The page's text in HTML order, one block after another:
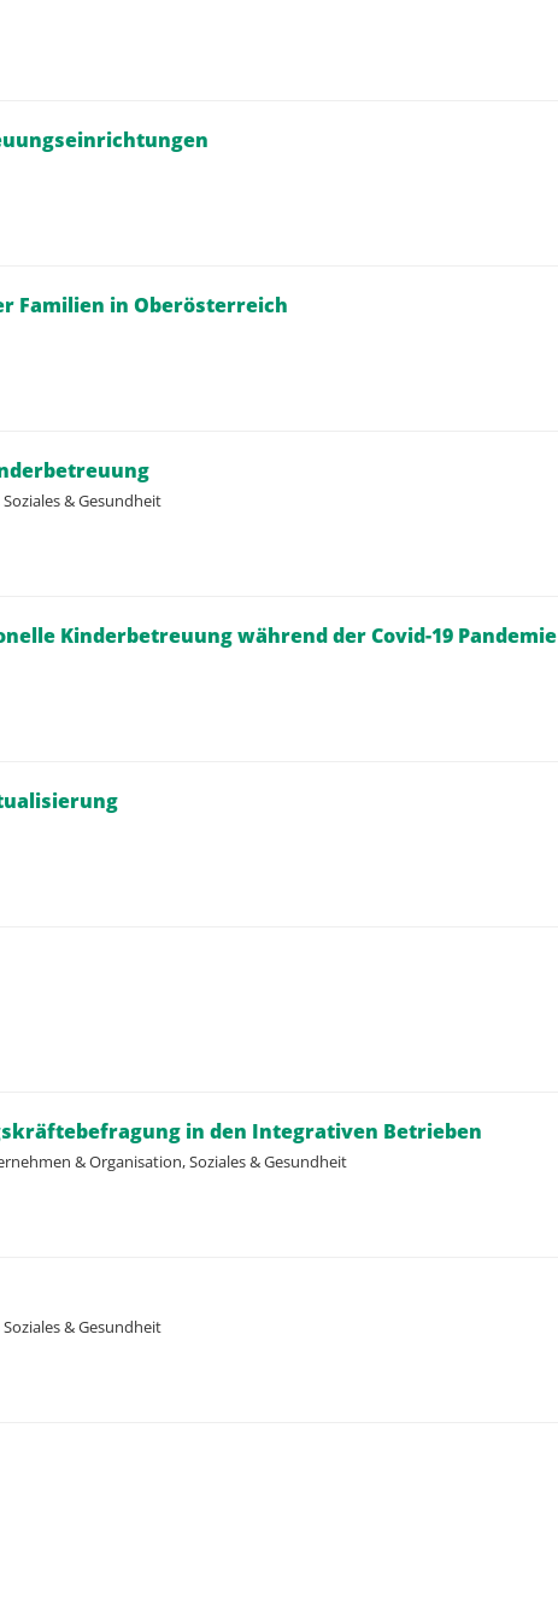
Familien in Oberösterreich
& Gesundheit
Kinderbetreuung während der Covid-19 Pandemie
in den Integrativen Betrieben
& Organisation, Soziales & Gesundheit
& Gesundheit